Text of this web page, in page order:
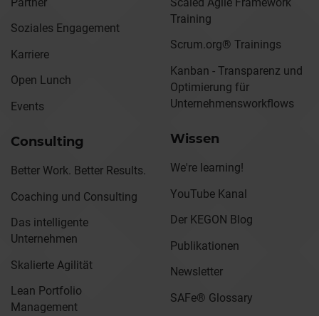
Soziales Engagement
Karriere
Open Lunch
Events
Consulting
Better Work. Better Results.
Coaching und Consulting
Das intelligente
Unternehmen
Skalierte Agilität
Lean Portfolio
Management
Training
Scrum.org® Trainings
Kanban - Transparenz und
Optimierung für
Unternehmensworkflows
Wissen
We're learning!
YouTube Kanal
Der KEGON Blog
Publikationen
Newsletter
SAFe® Glossary